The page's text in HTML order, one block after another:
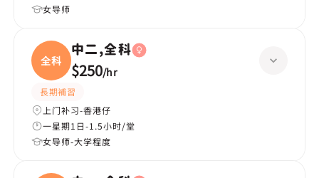
女导师
全科
中二,全科
$250/hr
長期補習
上门补习-香港仔
一星期1日-1.5小时/堂
女导师-大学程度